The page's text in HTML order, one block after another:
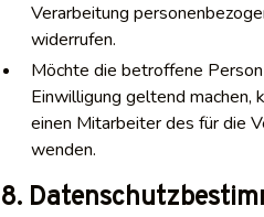
Verarbeitung
widerrufen.
Möchte die betroffene
Einwilligung geltend machen,
einen Mitarbeiter des für die
wenden.
8.